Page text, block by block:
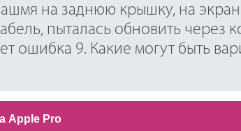
на заднюю крышку, на
пыталась обновить через
ошибка 9. Какие могут быть
Apple Pro